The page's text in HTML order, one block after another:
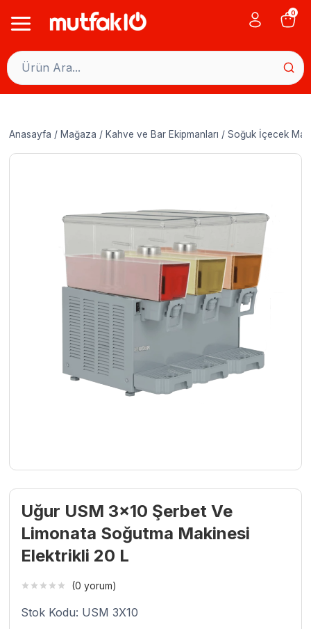
0
Anasayfa / Mağaza / Kahve ve Bar Ekipmanları / Soğuk İçecek
Uğur USM 3×10 Şerbet Ve
Limonata Soğutma Makinesi
Elektrikli 20 L
(0 yorum)
Stok Kodu: USM 3X10